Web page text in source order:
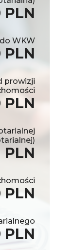
PLN
WKW
PLN
prowizji
PLN
PLN
PLN